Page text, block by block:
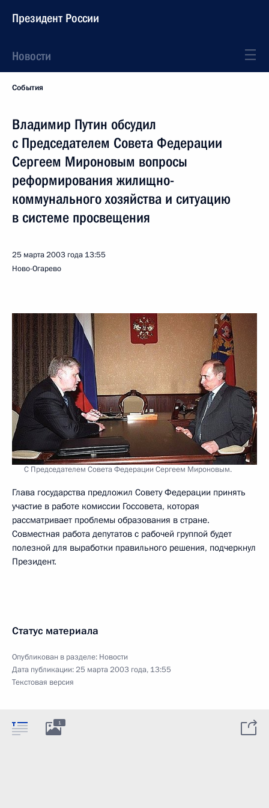
Президент России
Новости
События
Владимир Путин обсудил
с Председателем Совета Федерации
Сергеем Мироновым вопросы
реформирования жилищно-
коммунального хозяйства и ситуацию
в системе просвещения
25 марта 2003 года 13:55
Ново-Огарево
С Председателем Совета Федерации Сергеем Мироновым.
Глава государства предложил Совету Федерации принять
участие в работе комиссии Госсовета, которая
рассматривает проблемы образования в стране.
Совместная работа депутатов с рабочей группой будет
полезной для выработки правильного решения, подчеркнул
Президент.
Статус материала
Опубликован в разделе: Новости
Дата публикации:25 марта 2003 года, 13:55
Текстовая версия
1